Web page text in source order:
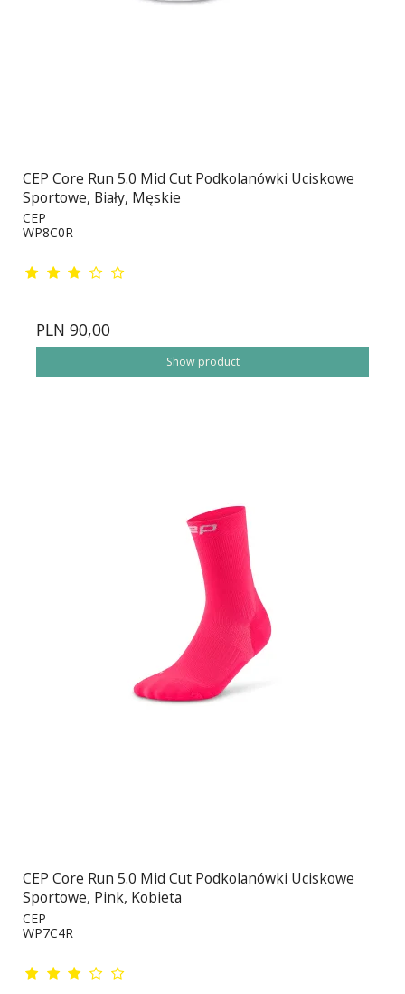
CEP Core Run 5.0 Mid Cut Podkolanówki Uciskowe
Sportowe, Biały, Męskie
CEP
WP8C0R
PLN 90,00
Show product
CEP Core Run 5.0 Mid Cut Podkolanówki Uciskowe
Sportowe, Pink, Kobieta
CEP
WP7C4R